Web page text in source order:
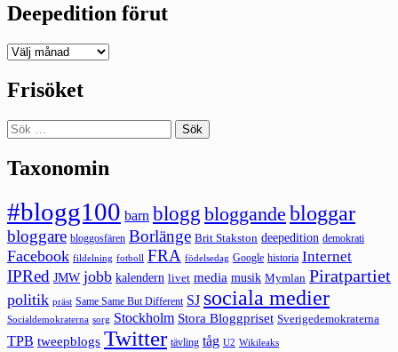
Deepedition förut
Deepedition
Frisöket
Sök
efter:
Taxonomin
#blogg100 barn blogg bloggande bloggar
bloggare bloggosfären Borlänge Brit Stakston deepedition demokrati
Facebook fildelning fotboll FRA födelsedag Google historia Internet
IPRed JMW jobb kalendern livet media musik Mymlan Piratpartiet
politik präst Same Same But Different SJ sociala medier
Socialdemokraterna sorg Stockholm Stora Bloggpriset Sverigedemokraterna
TPB tweepblogs Twitter tävling tåg U2 Wikileaks